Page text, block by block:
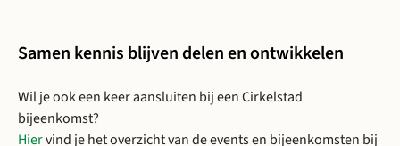
Samen kennis blijven delen en ontwikkelen
Wil je ook een keer aansluiten bij een Cirkelstad
bijeenkomst?
Hiervind je het overzicht van de events en bijeenkomsten bij